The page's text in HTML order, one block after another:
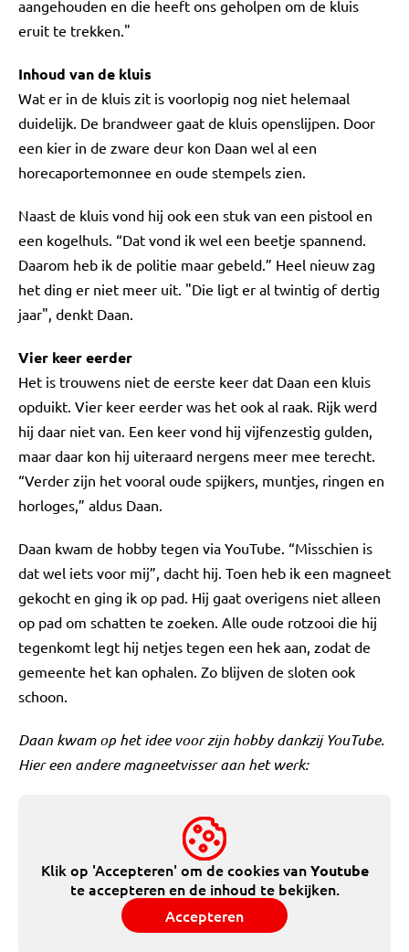
aangehouden en die heeft ons geholpen om de kluis
eruit te trekken."
Inhoud van de kluis
Wat er in de kluis zit is voorlopig nog niet helemaal
duidelijk. De brandweer gaat de kluis openslijpen. Door
een kier in de zware deur kon Daan wel al een
horecaportemonnee en oude stempels zien.
Naast de kluis vond hij ook een stuk van een pistool en
een kogelhuls. “Dat vond ik wel een beetje spannend.
Daarom heb ik de politie maar gebeld.” Heel nieuw zag
het ding er niet meer uit. "Die ligt er al twintig of dertig
jaar", denkt Daan.
Vier keer eerder
Het is trouwens niet de eerste keer dat Daan een kluis
opduikt. Vier keer eerder was het ook al raak. Rijk werd
hij daar niet van. Een keer vond hij vijfenzestig gulden,
maar daar kon hij uiteraard nergens meer mee terecht.
“Verder zijn het vooral oude spijkers, muntjes, ringen en
horloges,” aldus Daan.
Daan kwam de hobby tegen via YouTube. “Misschien is
dat wel iets voor mij”, dacht hij. Toen heb ik een magneet
gekocht en ging ik op pad. Hij gaat overigens niet alleen
op pad om schatten te zoeken. Alle oude rotzooi die hij
tegenkomt legt hij netjes tegen een hek aan, zodat de
gemeente het kan ophalen. Zo blijven de sloten ook
schoon.
Daan kwam op het idee voor zijn hobby dankzij YouTube.
Hier een andere magneetvisser aan het werk:
Klik op 'Accepteren' om de cookies vanYoutube
te accepteren en de inhoud te bekijken.
Accepteren